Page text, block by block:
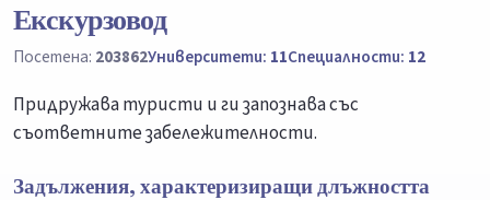
Екскурзовод
Посетена: 203862Университети: 11Специалности: 12
Придружава туристи и ги запознава със
съответните забележителности.
Задължения, характеризиращи длъжността